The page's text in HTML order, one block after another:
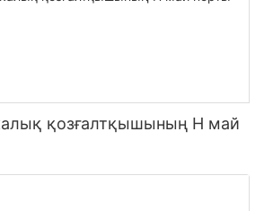
қозғалтқышының H май